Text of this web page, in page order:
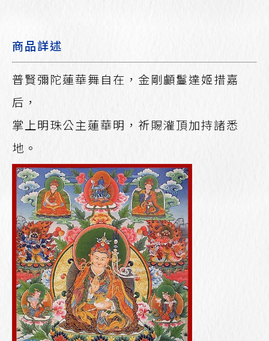
商品詳述
普賢彌陀蓮華舞自在，金剛顱鬘達姬措嘉
后，
掌上明珠公主蓮華明，祈賜灌頂加持諸悉
地。